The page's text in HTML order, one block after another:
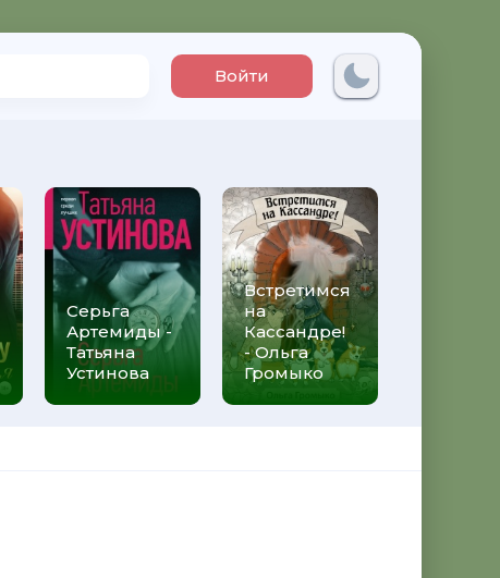
Войти
Серьга
Артемиды -
Татьяна
Устинова
Встретимся
на
Кассандре!
- Ольга
Громыко